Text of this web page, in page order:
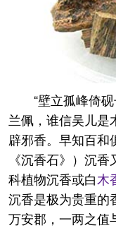
“壁立孤峰倚
兰佩，谁信吴儿是
辟邪香。早知百和
《沉香石》）沉
科植物沉香或白木
沉香是极为贵重的
万安郡，一两之值